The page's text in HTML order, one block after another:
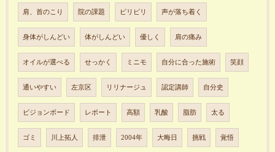
肩、首のこり 院の課題 ピリピリ 声が落ち着く
身体がしんどい 体がしんどい 優しく 肩の痛み
オイルが選べる せっかく ミニモ 自分に合った施術 笑顔
通いやすい 左京区 リリナージュ 認定講師 自分史
ビジョンボード レポート 高額 乳酸 脂肪 太る
ゴミ 川上拓人 排泄 2004年 大晦日 挑戦 覚悟